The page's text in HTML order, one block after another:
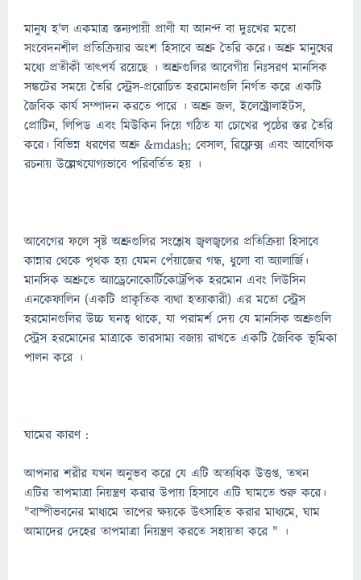
মানুষ হ'ল একমাত্র স্তন্যপায়ী প্রাণী যা আনন্দ বা দুঃখের মতো
সংবেদনশীল প্রতিক্রিয়ার অংশ হিসাবে অশ্রু তৈরি করে। অশ্রু মানুষের
মধ্যে প্রতীকী তাত্পর্য রয়েছে । অশ্রুগুলির আবেগীয় নিঃসরণ মানসিক
সঙ্কটের সময়ে তৈরি স্ট্রেস-প্ররোচিত হরমোনগুলি নির্গত করে একটি
জৈবিক কার্য সম্পাদন করতে পারে । অশ্রু জল, ইলেক্ট্রোলাইটস,
প্রোটিন, লিপিড এবং মিউকিন দিয়ে গঠিত যা চোখের পৃষ্ঠের স্তর তৈরি
করে। বিভিন্ন ধরণের অশ্রু &mdash; বেসাল, রিফ্লেক্স এবং আবেগিক
রচনায় উল্লেখযোগ্যভাবে পরিবর্তিত হয় ।
আবেগের ফলে সৃষ্ট অশ্রুগুলির সংশ্লেষ জ্বলজ্বলের প্রতিক্রিয়া হিসাবে
কান্নার থেকে পৃথক হয় যেমন পেঁয়াজের গন্ধ, ধুলো বা অ্যালার্জি।
মানসিক অশ্রুতে অ্যাড্রেনোকোর্টিকোট্রপিক হরমোন এবং লিউসিন
এনকেফালিন (একটি প্রাকৃতিক ব্যথা হত্যাকারী) এর মতো স্ট্রেস
হরমোনগুলির উচ্চ ঘনত্ব থাকে, যা পরামর্শ দেয় যে মানসিক অশ্রুগুলি
স্ট্রেস হরমোনের মাত্রাকে ভারসাম্য বজায় রাখতে একটি জৈবিক ভূমিকা
পালন করে ।
ঘামের কারণ :
আপনার শরীর যখন অনুভব করে যে এটি অত্যধিক উত্তপ্ত, তখন
এটির তাপমাত্রা নিয়ন্ত্রণ করার উপায় হিসাবে এটি ঘামতে শুরু করে।
"বাষ্পীভবনের মাধ্যমে তাপের ক্ষয়কে উৎসাহিত করার মাধ্যমে, ঘাম
আমাদের দেহের তাপমাত্রা নিয়ন্ত্রণ করতে সহায়তা করে " ।